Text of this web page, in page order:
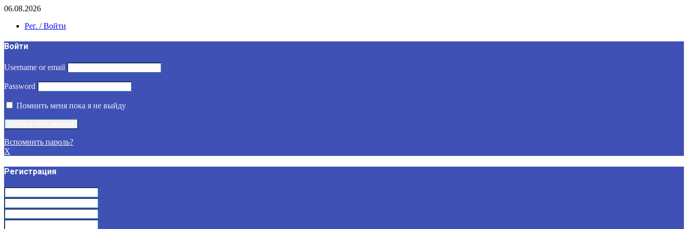
06.08.2026
Рег. / Войти
Войти
Username or email
Password
Помнить меня пока я не выйду
Вспомнить пароль?
X
Регистрация